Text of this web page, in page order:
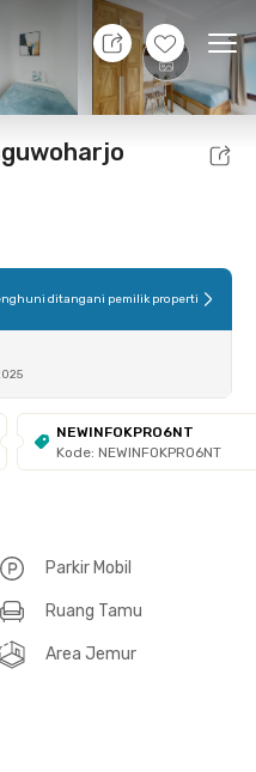
+15
Lokasi Kamar
ditangani pemilik properti
NEWINFOKPRO6NT
Kode: NEWINFOKPRO6NT
Parkir Mobil
Ruang Tamu
Area Jemur